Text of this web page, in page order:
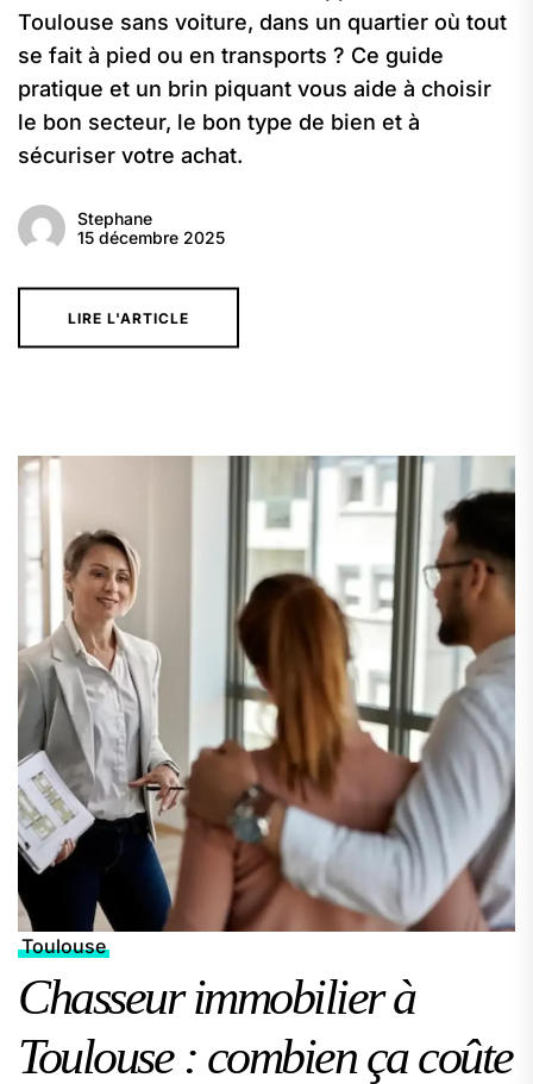
Toulouse sans voiture, dans un quartier où tout
se fait à pied ou en transports ? Ce guide
pratique et un brin piquant vous aide à choisir
le bon secteur, le bon type de bien et à
sécuriser votre achat.
Stephane
15 décembre 2025
LIRE L'ARTICLE
Toulouse
Chasseur immobilier à
Toulouse : combien ça coûte